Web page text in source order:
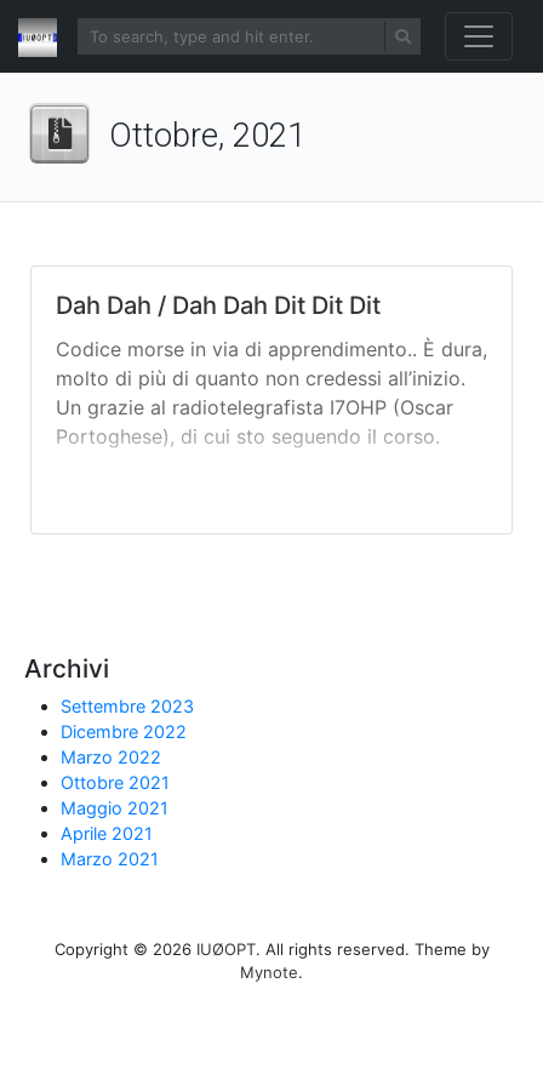
Ottobre, 2021
Dah Dah / Dah Dah Dit Dit Dit
Codice morse in via di apprendimento.. È dura,
molto di più di quanto non credessi all’inizio.
Un grazie al radiotelegrafista I7OHP (Oscar
Portoghese), di cui sto seguendo il corso.
Archivi
Settembre 2023
Dicembre 2022
Marzo 2022
Ottobre 2021
Maggio 2021
Aprile 2021
Marzo 2021
Copyright © 2026 IUØOPT. All rights reserved. Theme by
Mynote.